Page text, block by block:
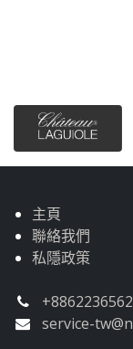
主頁
聯絡我們
私隱政策
service-